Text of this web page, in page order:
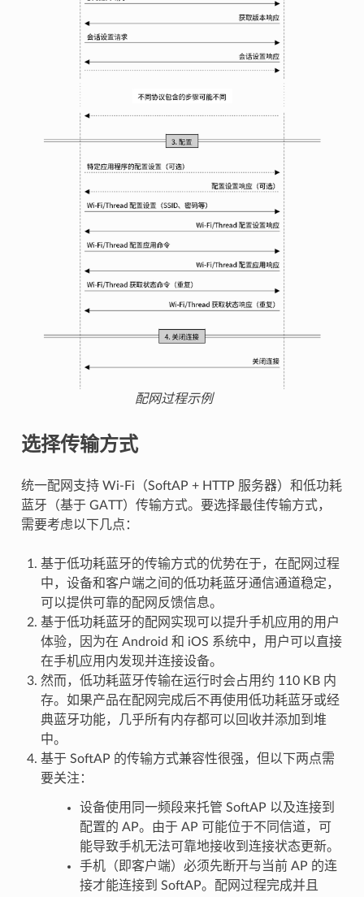
配网过程示例
选择传输方式
统一配网支持 Wi-Fi（SoftAP + HTTP 服务器）和低功耗
蓝牙（基于 GATT）传输方式。要选择最佳传输方式，
需要考虑以下几点：
基于低功耗蓝牙的传输方式的优势在于，在配网过程
中，设备和客户端之间的低功耗蓝牙通信通道稳定，
可以提供可靠的配网反馈信息。
基于低功耗蓝牙的配网实现可以提升手机应用的用户
体验，因为在 Android 和 iOS 系统中，用户可以直接
在手机应用内发现并连接设备。
然而，低功耗蓝牙传输在运行时会占用约 110 KB 内
存。如果产品在配网完成后不再使用低功耗蓝牙或经
典蓝牙功能，几乎所有内存都可以回收并添加到堆
中。
基于 SoftAP 的传输方式兼容性很强，但以下两点需
要关注：
设备使用同一频段来托管 SoftAP 以及连接到
配置的 AP。由于 AP 可能位于不同信道，可
能导致手机无法可靠地接收到连接状态更新。
手机（即客户端）必须先断开与当前 AP 的连
接才能连接到 SoftAP。配网过程完成并且